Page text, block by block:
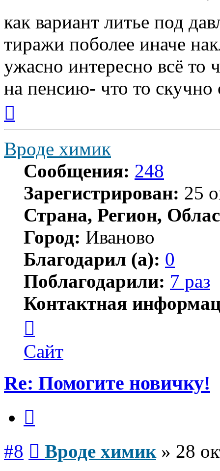
как вариант литье под
тиражи поболее иначе
ужасно интересно всё то
на пенсию- что то скучно
началу
Вроде химик
Сообщения: 248
Зарегистрирован: 25
Страна, Регион,
Город: Иваново
Благодарил (а): 0
Поблагодарили: 7 раз
Контактная
пользователя
Вроде
химик
Сайт
Re: Помогите новичку!
#8 Вроде химик» 28